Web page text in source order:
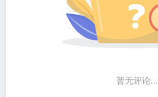
暂无评论...